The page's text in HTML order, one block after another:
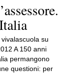
su
A 150 anni
permangono
questioni: per